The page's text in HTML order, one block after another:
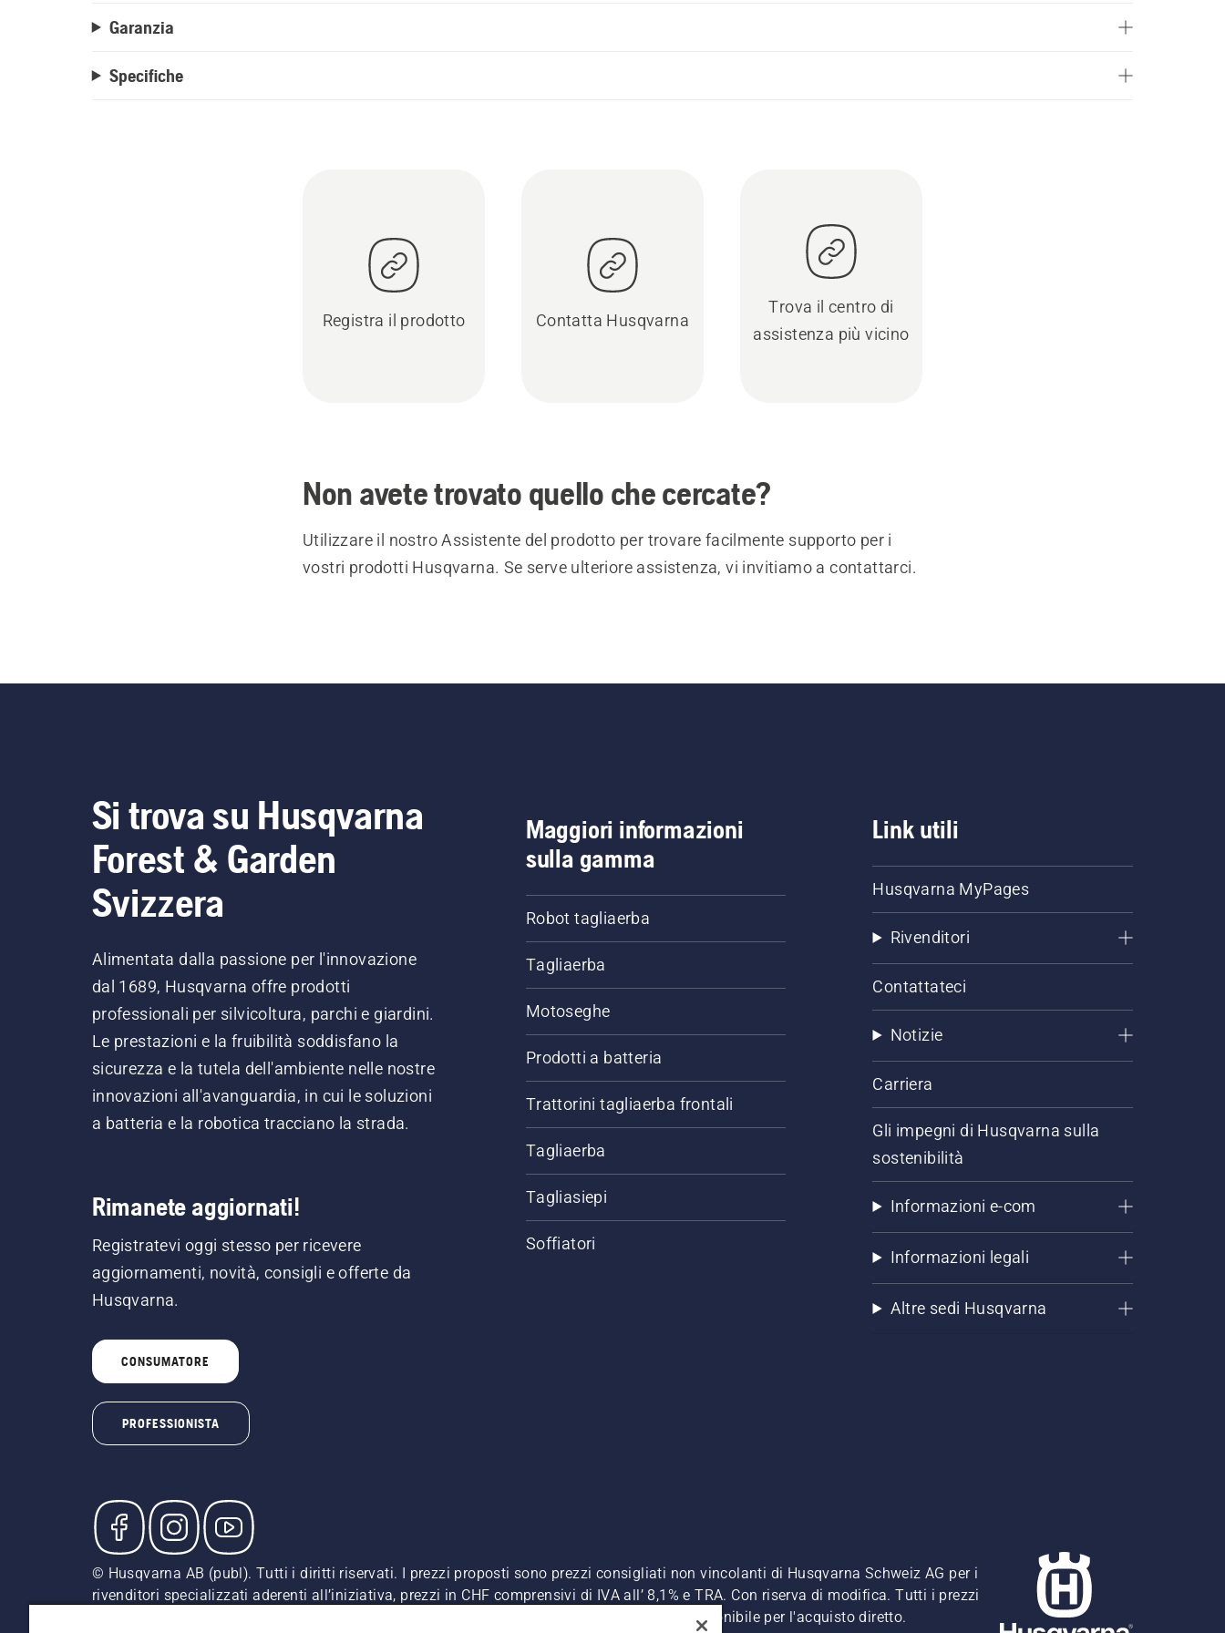
Garanzia
Specifiche
Registra il prodotto Contatta Husqvarna
Trova il centro di
assistenza più vicino
Non avete trovato quello che cercate?
Utilizzare il nostro Assistente del prodotto per trovare facilmente supporto per i
vostri prodotti Husqvarna. Se serve ulteriore assistenza, vi invitiamo a contattarci.
Si trova su Husqvarna
Forest & Garden
Svizzera
Alimentata dalla passione per l'innovazione
dal 1689, Husqvarna offre prodotti
professionali per silvicoltura, parchi e giardini.
Le prestazioni e la fruibilità soddisfano la
sicurezza e la tutela dell'ambiente nelle nostre
innovazioni all'avanguardia, in cui le soluzioni
a batteria e la robotica tracciano la strada.
Rimanete aggiornati!
Registratevi oggi stesso per ricevere
aggiornamenti, novità, consigli e offerte da
Husqvarna.
CONSUMATORE
PROFESSIONISTA
Maggiori informazioni
sulla gamma
Robot tagliaerba
Tagliaerba
Motoseghe
Prodotti a batteria
Trattorini tagliaerba frontali
Tagliaerba
Tagliasiepi
Soffiatori
Link utili
Husqvarna MyPages
Rivenditori
Contattateci
Notizie
Carriera
Gli impegni di Husqvarna sulla
sostenibilità
Informazioni e-com
Informazioni legali
Altre sedi Husqvarna
© Husqvarna AB (publ). Tutti i diritti riservati. I prezzi proposti sono prezzi consigliati non vincolanti di Husqvarna Schweiz AG per i
rivenditori specializzati aderenti all’iniziativa, prezzi in CHF comprensivi di IVA all’ 8,1% e TRA. Con riserva di modifica. Tutti i prezzi
indicati sono prezzi al dettaglio consigliati (IVA inclusa), a meno che il prodotto non sia disponibile per l'acquisto diretto.